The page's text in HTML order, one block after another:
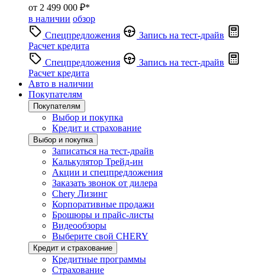
от 2 499 000 ₽*
в наличии обзор
Спецпредложения
Запись на тест-драйв
Расчет кредита
Спецпредложения
Запись на тест-драйв
Расчет кредита
Авто в наличии
Покупателям
Покупателям
Выбор и покупка
Кредит и страхование
Выбор и покупка
Записаться на тест-драйв
Калькулятор Трейд-ин
Акции и спецпредложения
Заказать звонок от дилера
Chery Лизинг
Корпоративные продажи
Брошюры и прайс-листы
Видеообзоры
Выберите свой CHERY
Кредит и страхование
Кредитные программы
Страхование